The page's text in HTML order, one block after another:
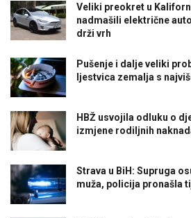
Veliki preokret u
nadmašili električne
drži vrh
Pušenje i dalje veliki
ljestvica zemalja s
HBŽ usvojila odluku o
izmjene rodiljnih
Strava u BiH: Supruga
muža, policija pronašla